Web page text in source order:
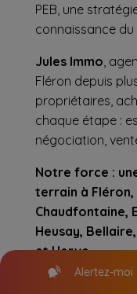
PEB, une
connaissance
Jules Immo ,
Fléron depuis
propriétaires,
chaque étape :
négociation,
Notre force :
terrain à Fléron,
Chaudfontaine,
Heusay,
et Herve.
Alertez-moi